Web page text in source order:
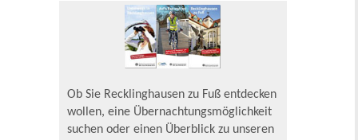
Ob Sie Recklinghausen zu Fuß entdecken
wollen, eine Übernachtungsmöglichkeit
suchen oder einen Überblick zu unseren